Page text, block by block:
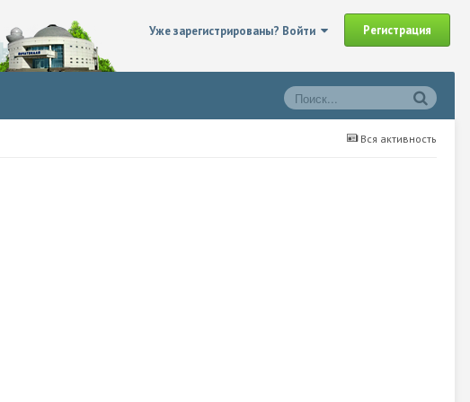
Уже зарегистрированы? Войти Регистрация
Вся активность